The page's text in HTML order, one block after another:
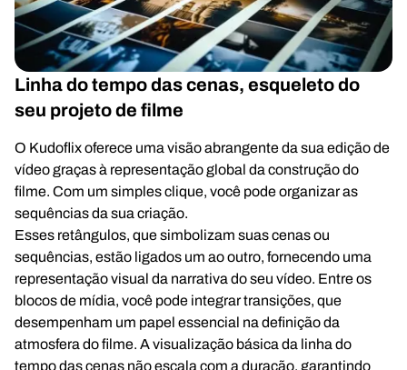
Linha do tempo das cenas, esqueleto do
seu projeto de filme
O Kudoflix oferece uma visão abrangente da sua edição de
vídeo graças à representação global da construção do
filme. Com um simples clique, você pode organizar as
sequências da sua criação.
Esses retângulos, que simbolizam suas cenas ou
sequências, estão ligados um ao outro, fornecendo uma
representação visual da narrativa do seu vídeo. Entre os
blocos de mídia, você pode integrar transições, que
desempenham um papel essencial na definição da
atmosfera do filme. A visualização básica da linha do
tempo das cenas não escala com a duração, garantindo